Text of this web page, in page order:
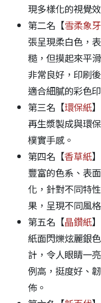
現多樣化的視覺
第二名【雪柔象
張呈現柔白色，
糙，但摸起來平
非常良好，印刷
適合細膩的彩色
第三名【環保紙】
再生漿製成與環
樸實手感。
第四名【香草紙】
豐富的色系、表
化，針對不同特
果，呈現不同風格
第五名【晶鑽紙】
紙面閃爍炫麗銀
計，令人眼睛一
例高，挺度好、
佈。